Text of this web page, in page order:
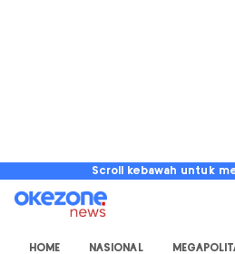
Scroll kebawah untuk
HOME NASIONAL